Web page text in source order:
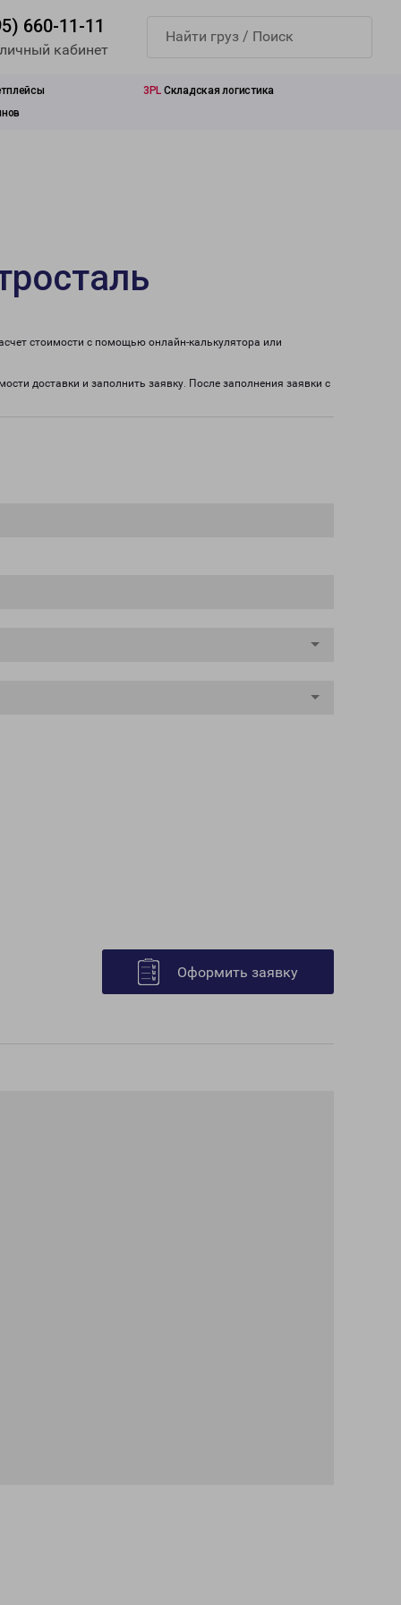
660-11-11
кабинет
3PL Складская логистика
стоимости с помощью онлайн-калькулятора или
доставки и заполнить заявку. После заполнения заявки с
Оформить заявку